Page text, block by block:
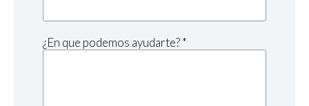
¿En que podemos ayudarte? *